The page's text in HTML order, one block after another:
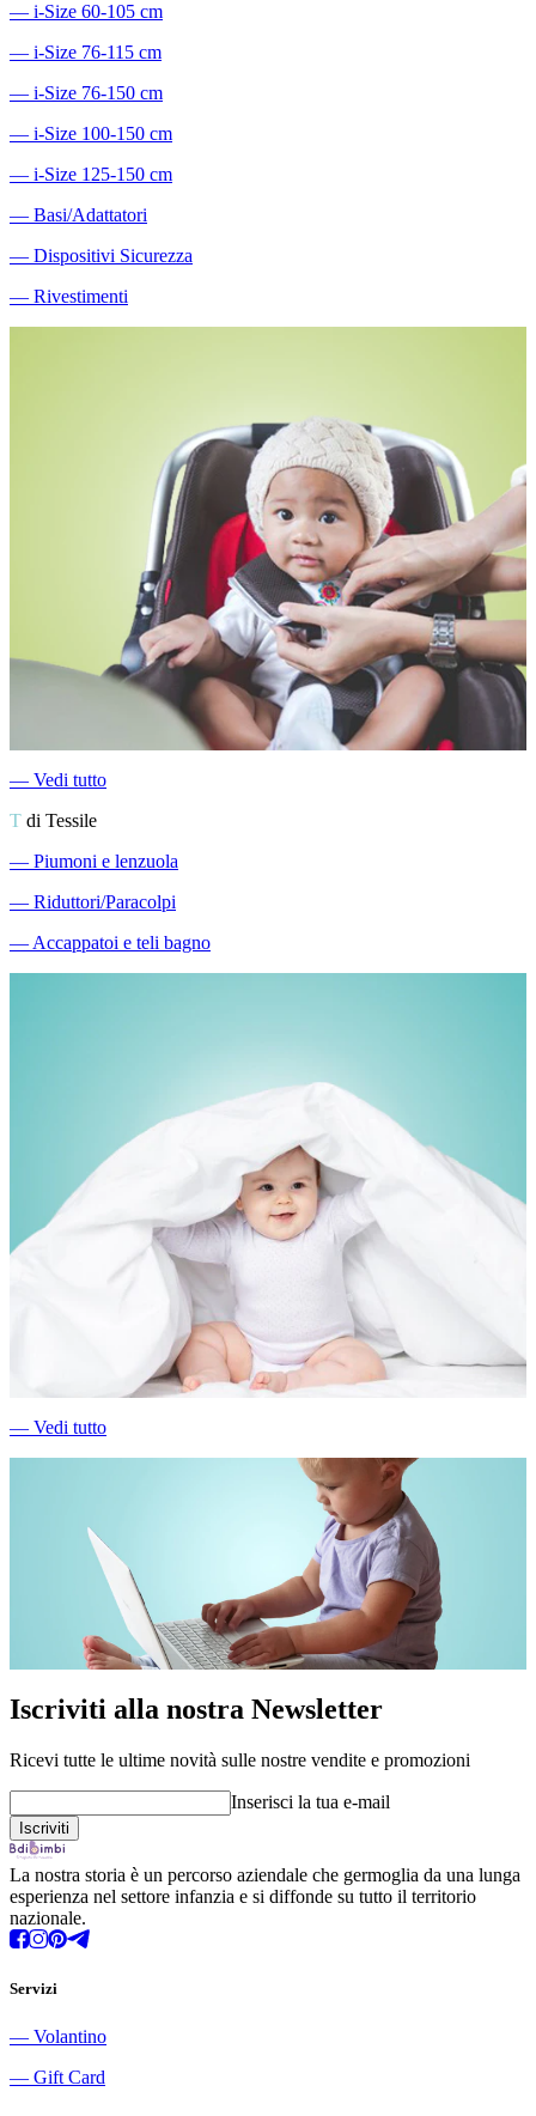
― i-Size 60-105 cm
― i-Size 76-115 cm
― i-Size 76-150 cm
― i-Size 100-150 cm
― i-Size 125-150 cm
― Basi/Adattatori
― Dispositivi Sicurezza
― Rivestimenti
― Vedi tutto
T di Tessile
― Piumoni e lenzuola
― Riduttori/Paracolpi
―Accappatoi e teli bagno
― Vedi tutto
Iscriviti alla nostra Newsletter
Ricevi tutte le ultime novità sulle nostre vendite e promozioni
Inserisci la tua e-mail
La nostra storia è un percorso aziendale che germoglia da una lunga
esperienza nel settore infanzia e si diffonde su tutto il territorio
nazionale.
Servizi
― Volantino
― Gift Card